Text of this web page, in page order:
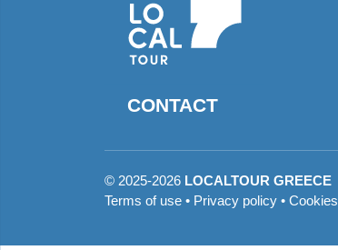
CONTACT
© 2025-2026 LOCALTOUR GREECE
Terms of use• Privacy policy• Cookies